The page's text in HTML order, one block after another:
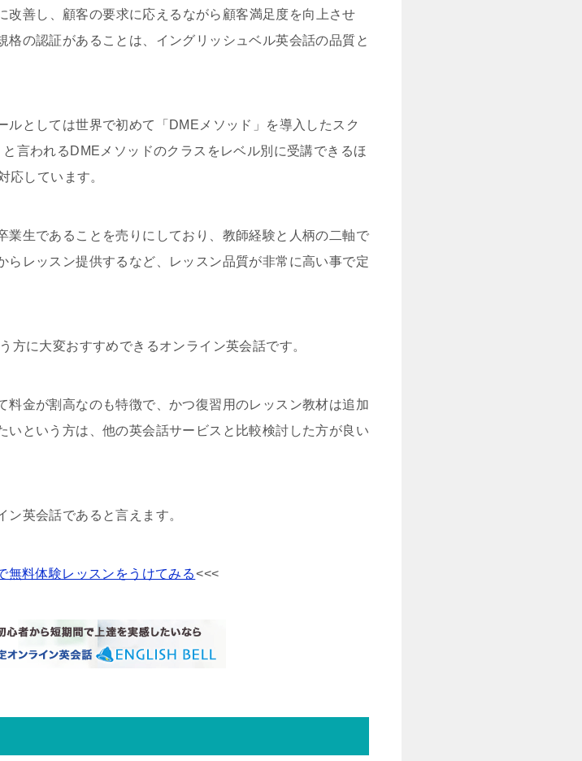
改善し、顧客の要求に応えるながら顧客満足度を向上させ
の認証があることは、イングリッシュベル英会話の品質と
としては世界で初めて「DMEメソッド」を導入したスク
言われるDMEメソッドのクラスをレベル別に受講できるほ
応しています。
生であることを売りにしており、教師経験と人柄の二軸で
レッスン提供するなど、レッスン品質が非常に高い事で定
方に大変おすすめできるオンライン英会話です。
金が割高なのも特徴で、かつ復習用のレッスン教材は追加
という方は、他の英会話サービスと比較検討した方が良い
ン英会話であると言えます。
無料体験レッスンをうけてみる<<<